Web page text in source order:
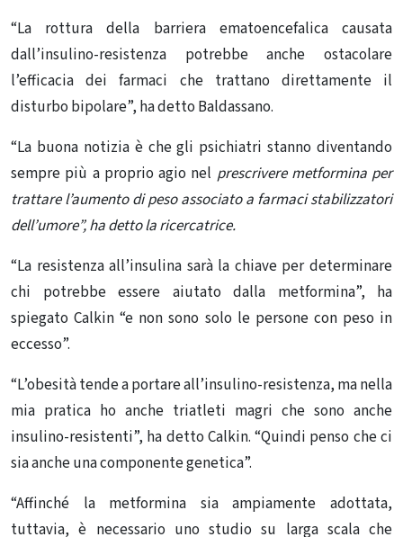
“La rottura della barriera ematoencefalica causata
dall’insulino-resistenza potrebbe anche ostacolare
l’efficacia dei farmaci che trattano direttamente il
disturbo bipolare”, ha detto Baldassano.
“La buona notizia è che gli psichiatri stanno diventando
sempre più a proprio agio nel prescrivere metformina per
trattare l’aumento dipeso associato a farmaci stabilizzatori
dell’umore”, ha detto la ricercatrice.
“La resistenza all’insulina sarà la chiave per determinare
chi potrebbe essere aiutato dalla metformina”, ha
spiegato Calkin “e non sono solo le persone con peso in
eccesso”.
“L’obesità tende a portare all’insulino-resistenza, ma nella
mia pratica ho anche triatleti magri che sono anche
insulino-resistenti”, ha detto Calkin. “Quindi penso che ci
sia anche una componente genetica”.
“Affinché la metformina sia ampiamente adottata,
tuttavia, è necessario uno studio su larga scala che